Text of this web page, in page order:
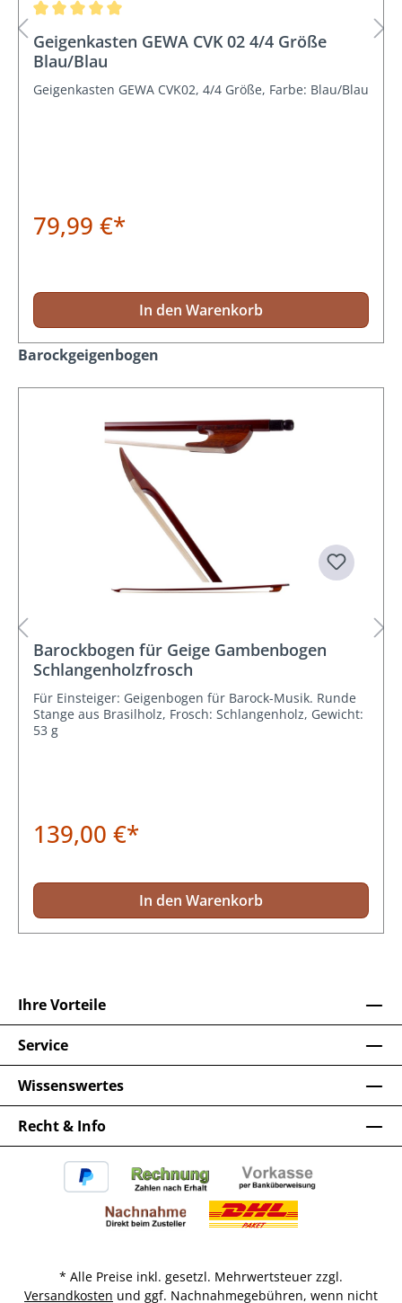
Geigenkasten GEWA CVK 02 4/4 Größe
Blau/Blau
Geigenkasten GEWA CVK02, 4/4 Größe, Farbe: Blau/Blau
79,99 €*
In den Warenkorb
Produktgalerie überspringen
Barockgeigenbogen
Barockbogen für Geige Gambenbogen
Schlangenholzfrosch
Für Einsteiger: Geigenbogen für Barock-Musik. Runde
Stange aus Brasilholz, Frosch: Schlangenholz, Gewicht:
53 g
139,00 €*
In den Warenkorb
Recht & Info
Ihre Vorteile
Service
Wissenswertes
* Alle Preise inkl. gesetzl. Mehrwertsteuer zzgl.
Versandkosten und ggf. Nachnahmegebühren, wenn nicht